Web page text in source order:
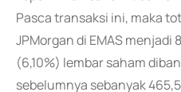
Pasca transaksi ini, maka
JPMorgan di EMAS menjadi
(6,10%) lembar saham
sebelumnya sebanyak